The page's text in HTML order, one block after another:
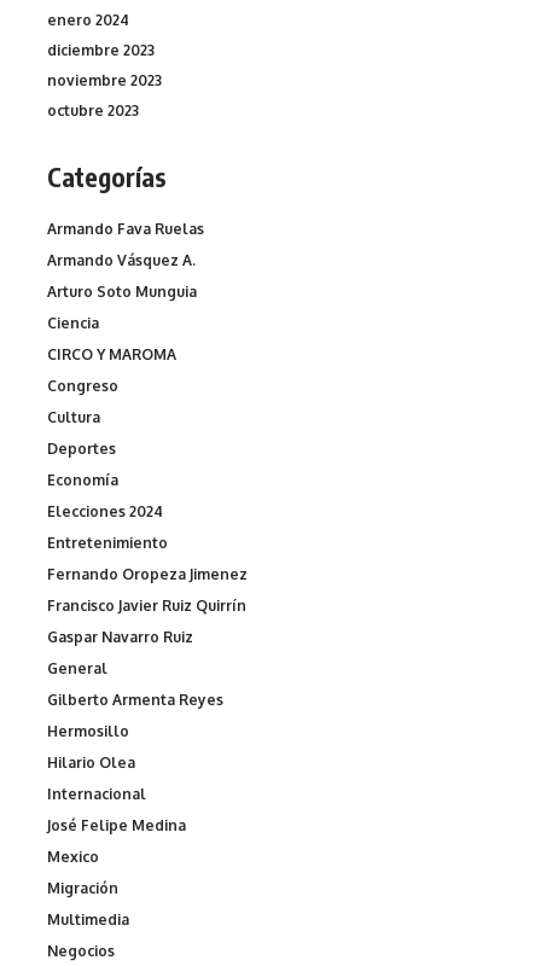
enero 2024
diciembre 2023
noviembre 2023
octubre 2023
Categorías
Armando Fava Ruelas
Armando Vásquez A.
Arturo Soto Munguia
Ciencia
CIRCO Y MAROMA
Congreso
Cultura
Deportes
Economía
Elecciones 2024
Entretenimiento
Fernando Oropeza Jimenez
Francisco Javier Ruiz Quirrín
Gaspar Navarro Ruiz
General
Gilberto Armenta Reyes
Hermosillo
Hilario Olea
Internacional
José Felipe Medina
Mexico
Migración
Multimedia
Negocios